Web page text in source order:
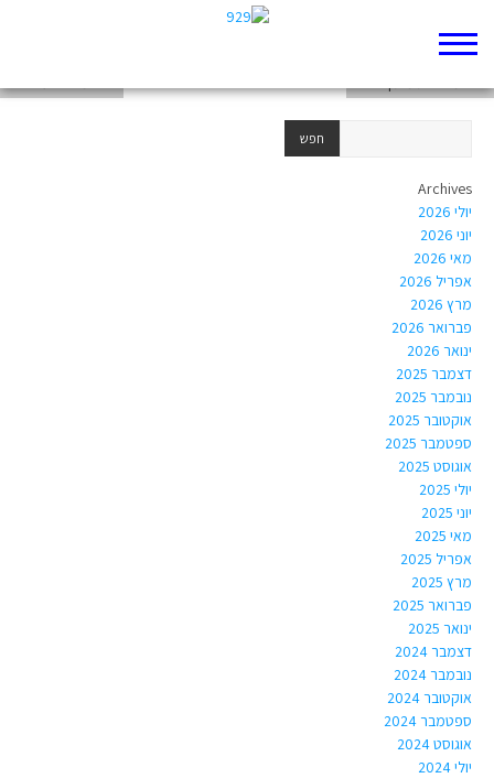
Archives
יולי 2026
יוני 2026
מאי 2026
אפריל 2026
מרץ 2026
פברואר 2026
ינואר 2026
דצמבר 2025
נובמבר 2025
אוקטובר 2025
ספטמבר 2025
אוגוסט 2025
יולי 2025
יוני 2025
מאי 2025
אפריל 2025
מרץ 2025
פברואר 2025
ינואר 2025
דצמבר 2024
נובמבר 2024
אוקטובר 2024
ספטמבר 2024
אוגוסט 2024
יולי 2024